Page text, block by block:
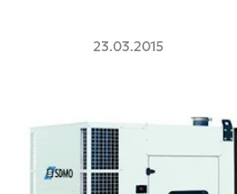
23.03.2015